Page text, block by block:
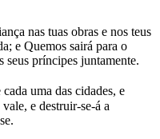
nas tuas obras e nos teus
e Quemos sairá para o
seus príncipes juntamente.
uma das cidades, e
e destruir-se-á a